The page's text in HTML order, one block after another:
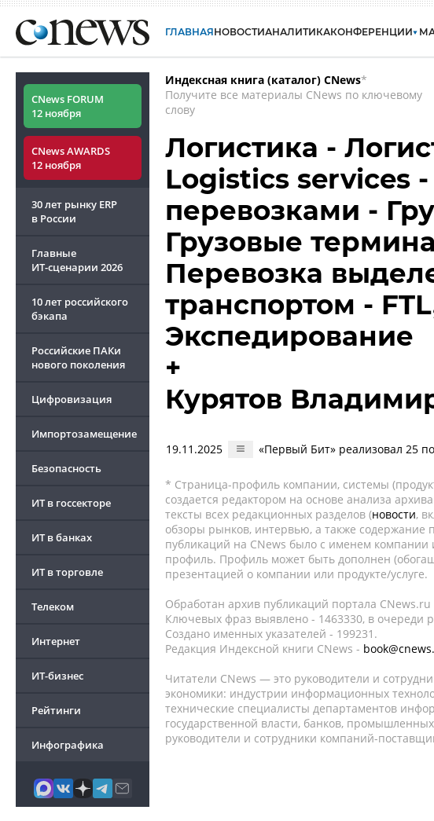
ГЛАВНАЯНОВОСТИАНАЛИТИКАКОНФЕРЕНЦИИ
CNews FORUM
12 ноября
CNews AWARDS
12 ноября
30 лет рынку ERP
в России
Главные
ИТ-сценарии 2026
10 лет российского
бэкапа
Российские ПАКи
нового поколения
Цифровизация
Импортозамещение
Безопасность
ИТ в госсекторе
ИТ в банках
ИТ в торговле
Телеком
Интернет
ИТ-бизнес
Рейтинги
Инфографика
Индексная книга (каталог) CNews*
Получите все материалы CNews по ключевому
слову
Логистика -
Logistics services
перевозками -
Грузовые
Перевозка
транспортом -
Экспедирование
+
Курятов
19.11.2025 «Первый Бит» реализовал 25
* Страница-профиль компании, системы
создается редактором на основе анализа
тексты всех редакционных разделов (новости,
обзоры рынков, интервью, а также содержание
публикаций на CNews было с именем компании
профиль. Профиль может быть дополнен
презентацией о компании или продукте/услуге.
Обработан архив публикаций портала CNews.ru
Ключевых фраз выявлено - 1463330, в очереди
Создано именных указателей - 199231.
Редакция Индексной книги CNews -
Читатели CNews — это руководители и
экономики: индустрии информационных
технические специалисты департаментов
государственной власти, банков,
руководители и сотрудники компаний-